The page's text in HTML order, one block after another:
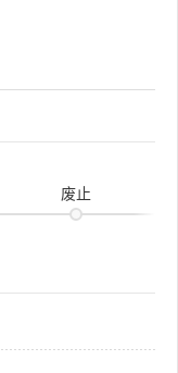
废止